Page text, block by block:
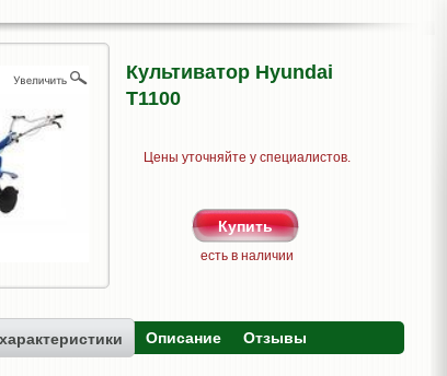
Культиватор Hyundai
T1100
Цены уточняйте у специалистов.
есть в наличии
Описание Отзывы